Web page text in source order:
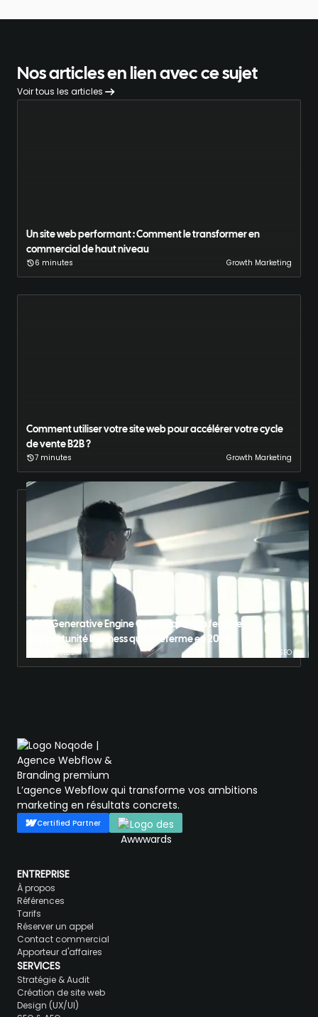
Nos articles en lien avec ce sujet
Voir tous les articles
Un site web performant : Comment le transformer en
commercial de haut niveau
6 minutes Growth Marketing
Comment utiliser votre site web pour accélérer votre cycle
de vente B2B ?
7 minutes Growth Marketing
GEO (Generative Engine Optimization) la fenêtre
d'opportunité business qui se referme en 2028
13 minutes SEO
L’agence Webflow qui transforme vos ambitions
marketing en résultats concrets.
Certified Partner
ENTREPRISE
À propos
Références
Tarifs
Réserver un appel
Contact commercial
Apporteur d'affaires
SERVICES
Stratégie & Audit
Création de site web
Design (UX/UI)